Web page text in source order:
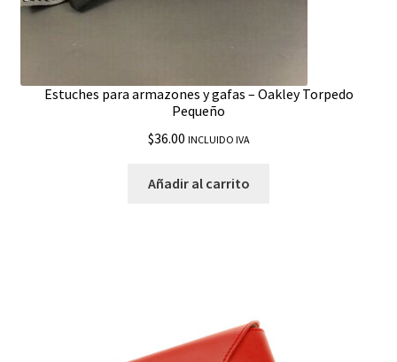
Estuches para armazones y gafas – Oakley Torpedo
Pequeño
$36.00 INCLUIDO IVA
Añadir al carrito